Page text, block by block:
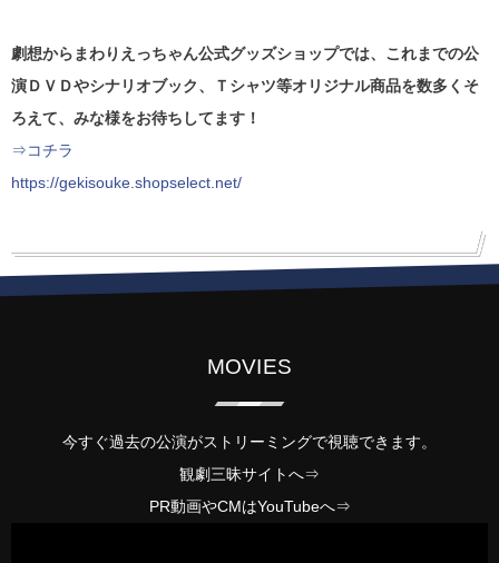
劇想からまわりえっちゃん公式グッズショップでは、これまでの公
演ＤＶＤやシナリオブック、Ｔシャツ等オリジナル商品を数多くそ
ろえて、みな様をお待ちしてます！
⇒コチラ
https://gekisouke.shopselect.net/
MOVIES
今すぐ過去の公演がストリーミングで視聴できます。
観劇三昧サイトへ⇒
PR動画やCMはYouTubeへ⇒